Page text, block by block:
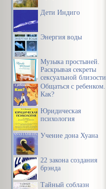
Дети Индиго
Энергия воды
Музыка простыней.
Раскрывая секреты
сексуальной близости
в браке
Общаться с ребенком.
Как?
Юридическая
психология
Учение дона Хуана
22 закона создания
брэнда
Тайный соблазн